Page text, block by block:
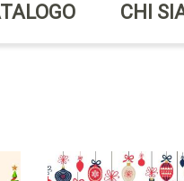
CHI